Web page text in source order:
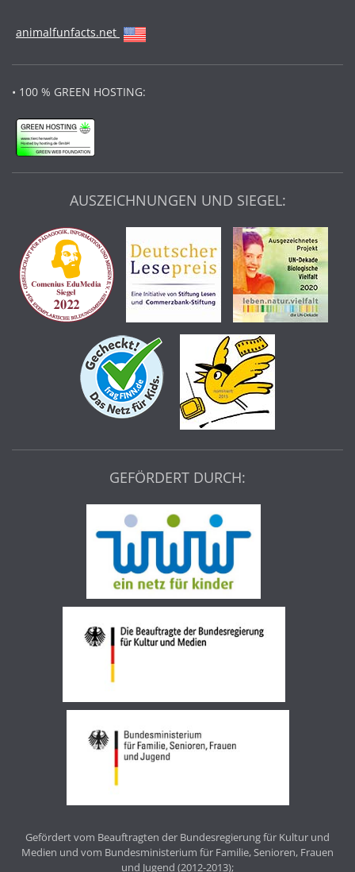
animalfunfacts.net
• 100 % GREEN HOSTING:
AUSZEICHNUNGEN UND SIEGEL:
GEFÖRDERT DURCH:
Gefördert vom Beauftragten der Bundesregierung für Kultur und
Medien und vom Bundesministerium für Familie, Senioren, Frauen
und Jugend (2012-2013);